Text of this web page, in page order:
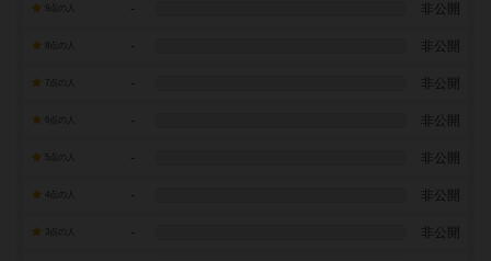
- 非公開
- 非公開
7点の人 - 非公開
- 非公開
- 非公開
- 非公開
- 非公開